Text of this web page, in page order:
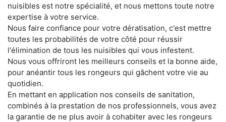
nuisibles est notre spécialité, et nous mettons toute notre
expertise à votre service.
Nous faire confiance pour votre dératisation, c'est mettre
toutes les probabilités de votre côté pour réussir
l'élimination de tous les nuisibles qui vous infestent.
Nous vous offriront les meilleurs conseils et la bonne aide,
pour anéantir tous les rongeurs qui gâchent votre vie au
quotidien.
En mettant en application nos conseils de sanitation,
combinés à la prestation de nos professionnels, vous avez
la garantie de ne plus avoir à cohabiter avec les rongeurs